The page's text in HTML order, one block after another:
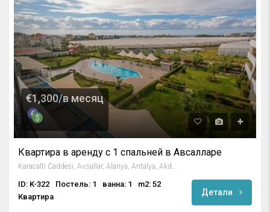
€1,300/в месяц
Квартира в аренду с 1 спальней в Авсалларе
ID: K-322 Постель: 1 ванна: 1
m2: 52
Квартира
Детали